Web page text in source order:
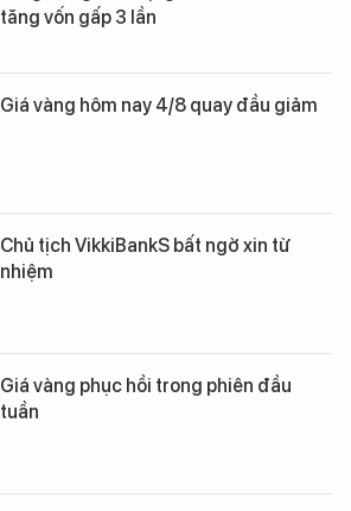
tăng vốn gấp 3 lần
Giá vàng hôm nay 4/8 quay đầu giảm
Chủ tịch VikkiBankS bất ngờ xin từ
nhiệm
Giá vàng phục hồi trong phiên đầu
tuần